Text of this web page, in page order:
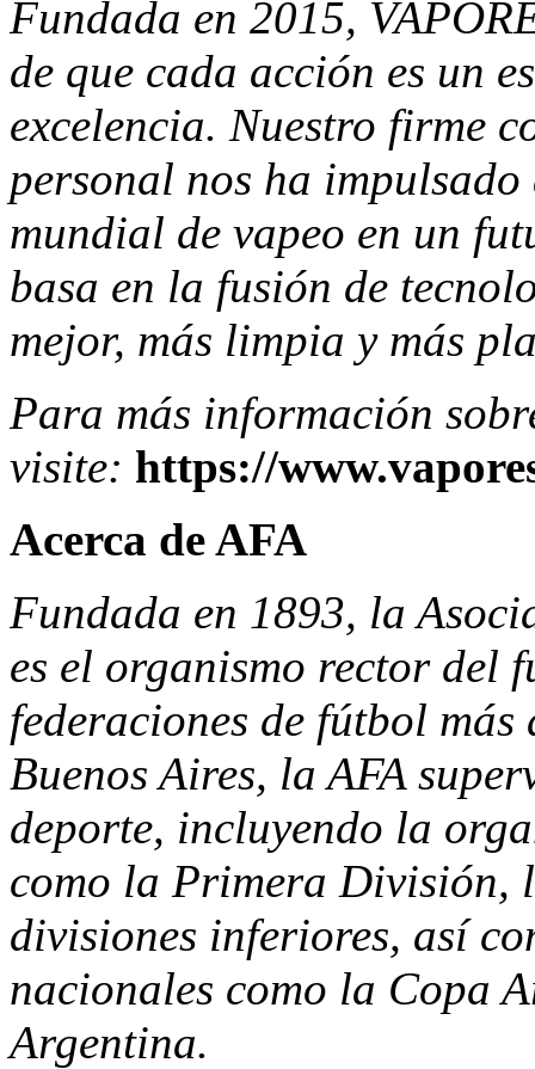
Fundada en 2015,
de que cada acción es un
excelencia. Nuestro firme
personal nos ha
mundial de vapeo en un
basa en la fusión de
mejor, más limpia y más
Para más información
visite: https://
Acerca de AFA
Fundada en 1893, la
es el organismo rector del
federaciones de fútbol
Buenos Aires, la AFA
deporte, incluyendo la
como la Primera División,
divisiones inferiores, así
nacionales como la Copa
Argentina.